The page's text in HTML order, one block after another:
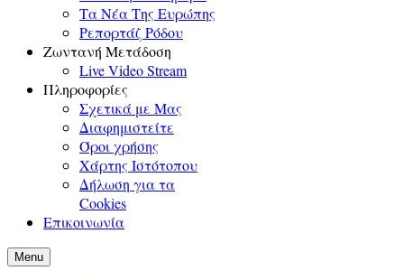
Τα Νέα Της Ευρώπης
Ρεπορτάζ Ρόδου
Ζωντανή Μετάδοση
Live Video Stream
Πληροφορίες
Σχετικά με Μας
Διαφημιστείτε
Όροι χρήσης
Χάρτης Ιστότοπου
Δήλωση για τα
Cookies
Επικοινωνία
Menu